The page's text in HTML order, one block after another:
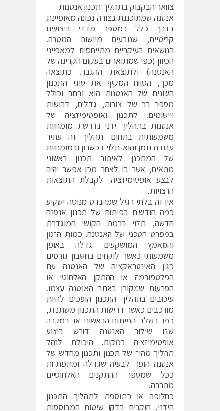
צוואר הבקבוק בתהליך תכנון אנטנות
אנטנה שמתוכננת בצורה נכונה מאופיינת
בדרך כלל במספר מדדי ביצועים
קריטיים, שנובעים מיישום המטרה.
הנושאים העיקריים מתייחסים למאפייני
הכיוון (כפי שמתוארים בעקום הקרינה של
האנטנה) ולתוצאת ההגבר. כתוצאה
מכך, הטווח המקיף את סוגי התכנון
השונים של האנטנות הוא נרחב וכולל
מספר רב של צורות, גדלים, דרישות
ויישומים. לתכנון ואופטימיזציה של
אנטנות בתהליך ידני נדרשת מומחיות
משמעותית בתחום. תהליך זה עתיר
עבודה וזמן והוא תלוי בכשרון ובמומחיות
של המתכנן לאיתור תכנון ראשוני
מתאים, אשר בו לאחר מכן אפשר יהיה
לבצע אופטימיזציה, לקבלת התוצאות
הרצויות.
אין זה בלתי רגיל שמהנדס מנוסה ישקיע
כמה חודשים בפיתוח של תכנון אנטנה
חדשה, תלוי ברמת הקושי המוגדרת
במפרט הטכני של האנטנה. כמות הזמן
והמאמץ המושקעים גדלה באופן
משמעותי כאשר לוקחים בחשבון גורמים
כגון האינטראקציה של האנטנה עם
הפלטפורמה או ההתקן האלחוטי או
הפרעות שמקורן באתר האנטנה עצמו.
עיכובים בתהליך התכנון הופכים להיות
מורכבים כאשר דרישות התכנון משתנות,
כמו בשלב הפיתוח הראשוני או במקרה
שבו שילוב האנטנה דורש ביצוע
אופטימיזציה במקום. היכולת לנהל
תהליך מהיר של תכנון ותכנון מחדש של
אנטנה הופך לבעיה שגדלה ומתפתחת
ככל שמספר ההתקנים האלחוטיים
מתרבה.
כחלופה או כתוספת לתהליך התכנון
הידני, חוקרים בדקו שיטות המבוססות